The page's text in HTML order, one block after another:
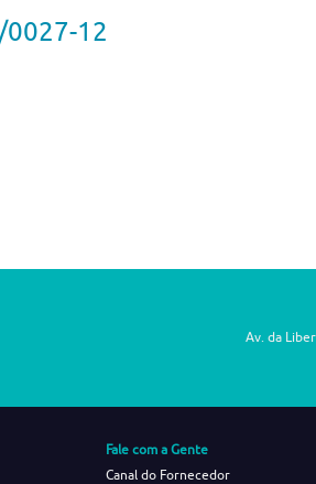
0027-12
Av. da
Fale com a Gente
Canal do Fornecedor